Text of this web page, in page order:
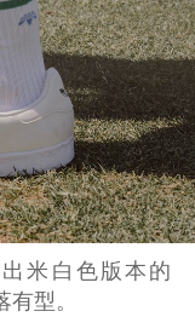
米白色版本的
型。